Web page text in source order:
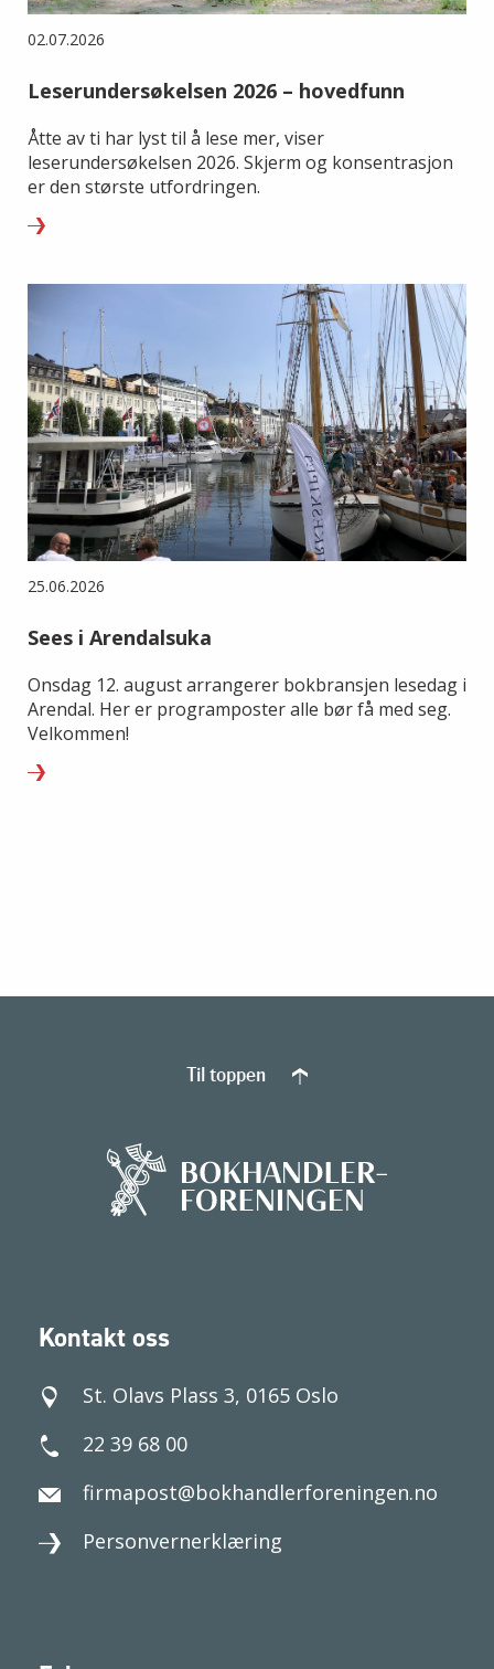
02.07.2026
Leserundersøkelsen 2026 – hovedfunn
Åtte av ti har lyst til å lese mer, viser
leserundersøkelsen 2026. Skjerm og konsentrasjon
er den største utfordringen.
25.06.2026
Sees i Arendalsuka
Onsdag 12. august arrangerer bokbransjen lesedag i
Arendal. Her er programposter alle bør få med seg.
Velkommen!
Kontakt oss
St. Olavs Plass 3, 0165 Oslo
22 39 68 00
firmapost@bokhandlerforeningen.no
Personvernerklæring
Til toppen